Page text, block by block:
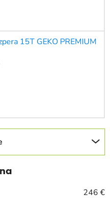
15T GEKO PREMIUM
246 €